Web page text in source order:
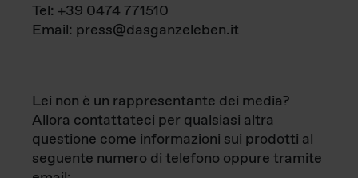
Tel: +39 0474 771510
Email: press@dasganzeleben.it
Lei non è un rappresentante dei media?
Allora contattateci per qualsiasi altra
questione come informazioni sui prodotti al
seguente numero di telefono oppure tramite